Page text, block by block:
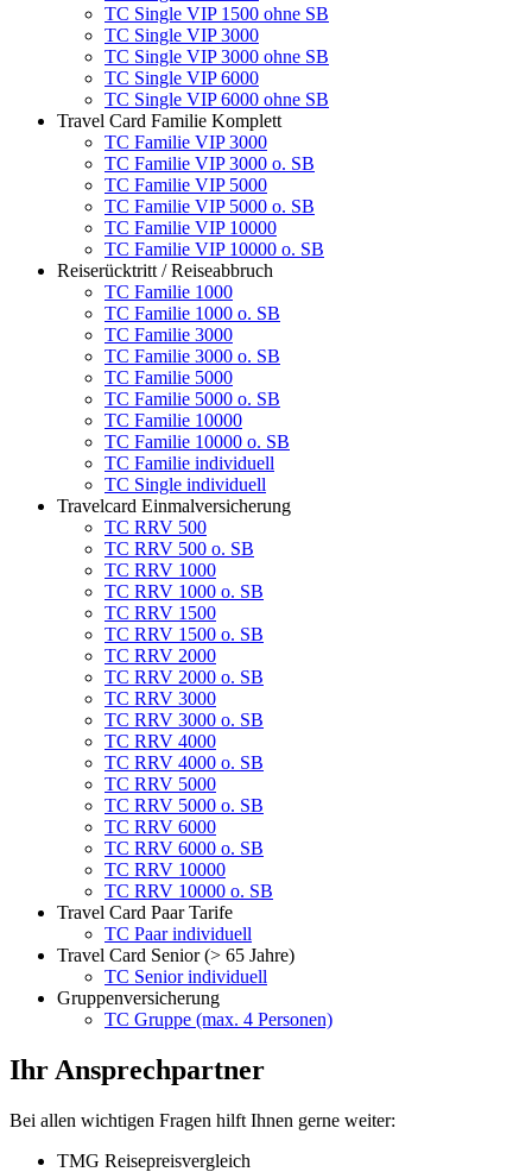
TC Single VIP 1500 ohne SB
TC Single VIP 3000
TC Single VIP 3000 ohne SB
TC Single VIP 6000
TC Single VIP 6000 ohne SB
Travel Card Familie Komplett
TC Familie VIP 3000
TC Familie VIP 3000 o. SB
TC Familie VIP 5000
TC Familie VIP 5000 o. SB
TC Familie VIP 10000
TC Familie VIP 10000 o. SB
Reiserücktritt / Reiseabbruch
TC Familie 1000
TC Familie 1000 o. SB
TC Familie 3000
TC Familie 3000 o. SB
TC Familie 5000
TC Familie 5000 o. SB
TC Familie 10000
TC Familie 10000 o. SB
TC Familie individuell
TC Single individuell
Travelcard Einmalversicherung
TC RRV 500
TC RRV 500 o. SB
TC RRV 1000
TC RRV 1000 o. SB
TC RRV 1500
TC RRV 1500 o. SB
TC RRV 2000
TC RRV 2000 o. SB
TC RRV 3000
TC RRV 3000 o. SB
TC RRV 4000
TC RRV 4000 o. SB
TC RRV 5000
TC RRV 5000 o. SB
TC RRV 6000
TC RRV 6000 o. SB
TC RRV 10000
TC RRV 10000 o. SB
Travel Card Paar Tarife
TC Paar individuell
Travel Card Senior (> 65 Jahre)
TC Senior individuell
Gruppenversicherung
TC Gruppe (max. 4 Personen)
Ihr Ansprechpartner
Bei allen wichtigen Fragen hilft Ihnen gerne weiter:
TMG Reisepreisvergleich